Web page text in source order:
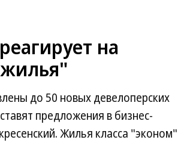
на
до 50 новых девелоперских
предложения в бизнес-
Жилья класса "эконом"